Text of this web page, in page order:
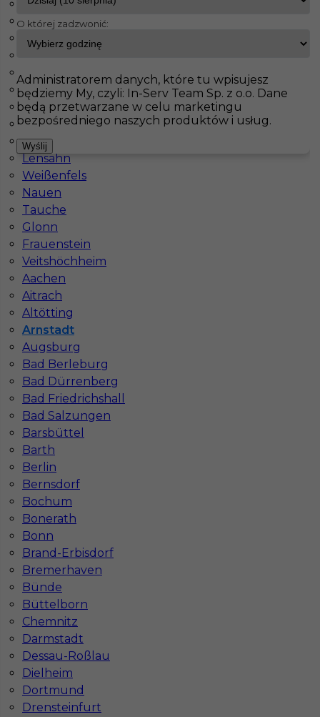
InServ Oferty pracy
Schorndorf
Seubersdorf
Neunkirchen
Schöps
Dillingen
Barleben
Vellmar
Wilkau-Haßlau
Lensahn
Weißenfels
Nauen
Tauche
Glonn
Frauenstein
Veitshöchheim
Aachen
Aitrach
Altötting
Arnstadt
Augsburg
Bad Berleburg
Bad Dürrenberg
Bad Friedrichshall
Bad Salzungen
Barsbüttel
Barth
Berlin
Bernsdorf
Bochum
Bonerath
Bonn
Brand-Erbisdorf
Bremerhaven
Bünde
Büttelborn
Chemnitz
Darmstadt
Dessau-Roßlau
Dielheim
Dortmund
Drensteinfurt
Praca Zbrojarz w Niemczech
Kategoria Prace budowlane
Lokalizacja
Wymagane języki
Stawka 15 - 17 € / h
Praca zbrojarz w Niemczech - od zaraz!
Kategoria
Lokalizacja Niemcy
Wymagane języki
Stawka 15 - 17 € / h
O której zadzwonić:
Administratorem danych, które tu wpisujesz
będziemy My, czyli: In-Serv Team Sp. z o.o. Dane
będą przetwarzane w celu marketingu
bezpośredniego naszych produktów i usług.
Wyślij